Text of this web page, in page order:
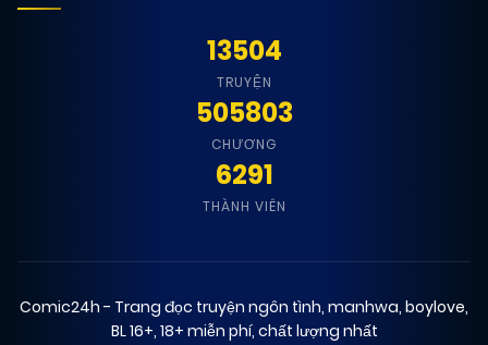
13504
TRUYỆN
505803
CHƯƠNG
6291
THÀNH VIÊN
Comic24h - Trang đọc truyện ngôn tình, manhwa, boylove,
BL 16+, 18+ miễn phí, chất lượng nhất